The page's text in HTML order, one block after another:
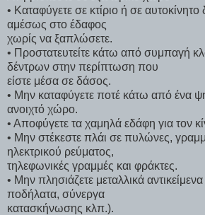
• Καταφύγετε σε κτίριο ή σε αυτοκίνητο
αμέσως στο έδαφος
χωρίς να ξαπλώσετε.
• Προστατευτείτε κάτω από συμπαγή
δέντρων στην περίπτωση που
είστε μέσα σε δάσος.
• Μην καταφύγετε ποτέ κάτω από ένα
ανοιχτό χώρο.
• Αποφύγετε τα χαμηλά εδάφη για τον
• Μην στέκεστε πλάι σε πυλώνες,
ηλεκτρικού ρεύματος,
τηλεφωνικές γραμμές και φράκτες.
• Μην πλησιάζετε μεταλλικά
ποδήλατα, σύνεργα
κατασκήνωσης κλπ.).